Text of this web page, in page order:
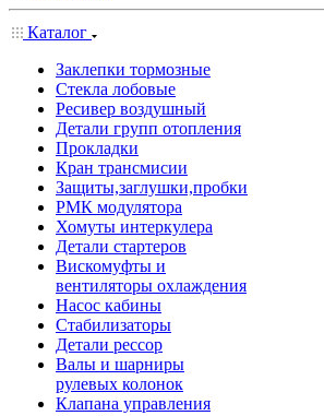
Каталог
Заклепки тормозные
Стекла лобовые
Ресивер воздушный
Детали групп отопления
Прокладки
Кран трансмисии
Защиты,заглушки,пробки
РМК модулятора
Хомуты интеркулера
Детали стартеров
Вискомуфты и
вентиляторы охлаждения
Насос кабины
Стабилизаторы
Детали рессор
Валы и шарниры
рулевых колонок
Клапана управления